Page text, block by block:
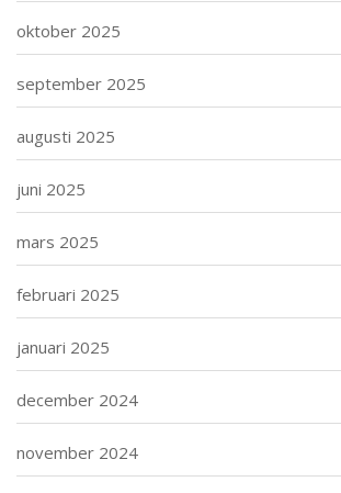
oktober 2025
september 2025
augusti 2025
juni 2025
mars 2025
februari 2025
januari 2025
december 2024
november 2024